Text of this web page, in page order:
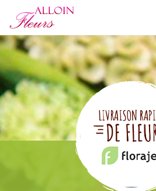
contenu
principal